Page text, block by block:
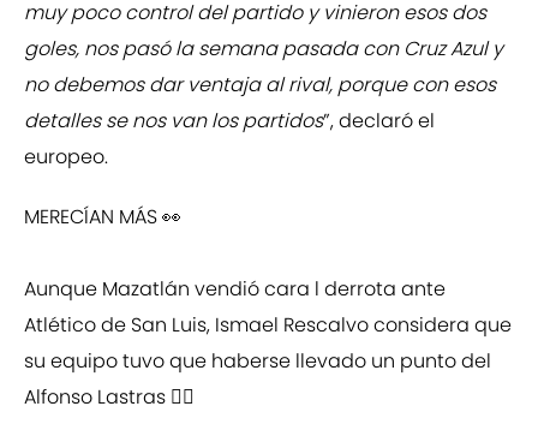
muy poco control del partido y vinieron esos dos
goles, nos pasó la semana pasada con Cruz Azul y
no debemos dar ventaja al rival, porque con esos
detalles se nos van los partidos”, declaró el
europeo.
MERECÍAN MÁS 👀
Aunque Mazatlán vendió cara l derrota ante
Atlético de San Luis, Ismael Rescalvo considera que
su equipo tuvo que haberse llevado un punto del
Alfonso Lastras ☝🏽